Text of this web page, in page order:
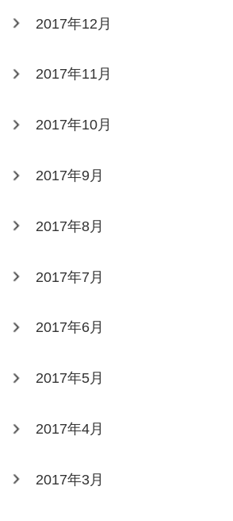
2017年12月
2017年11月
2017年10月
2017年9月
2017年8月
2017年7月
2017年6月
2017年5月
2017年4月
2017年3月